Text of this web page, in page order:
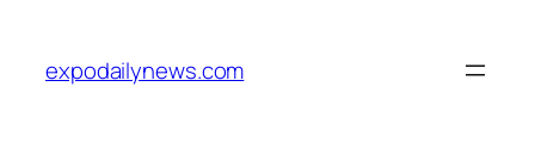
content
expodailynews.com